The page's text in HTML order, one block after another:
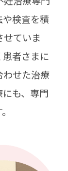
や検査を積
せていま
者さまに
わせた治療
も、専門